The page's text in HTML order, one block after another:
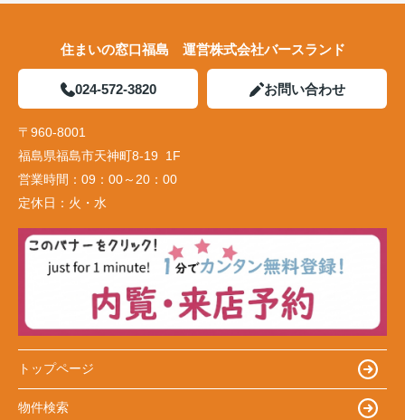
住まいの窓口福島 運営株式会社バースランド
024-572-3820 お問い合わせ
〒960-8001
福島県福島市天神町8-19 1F
営業時間： 09：00～20：00
定休日： 火・水
トップページ
物件検索